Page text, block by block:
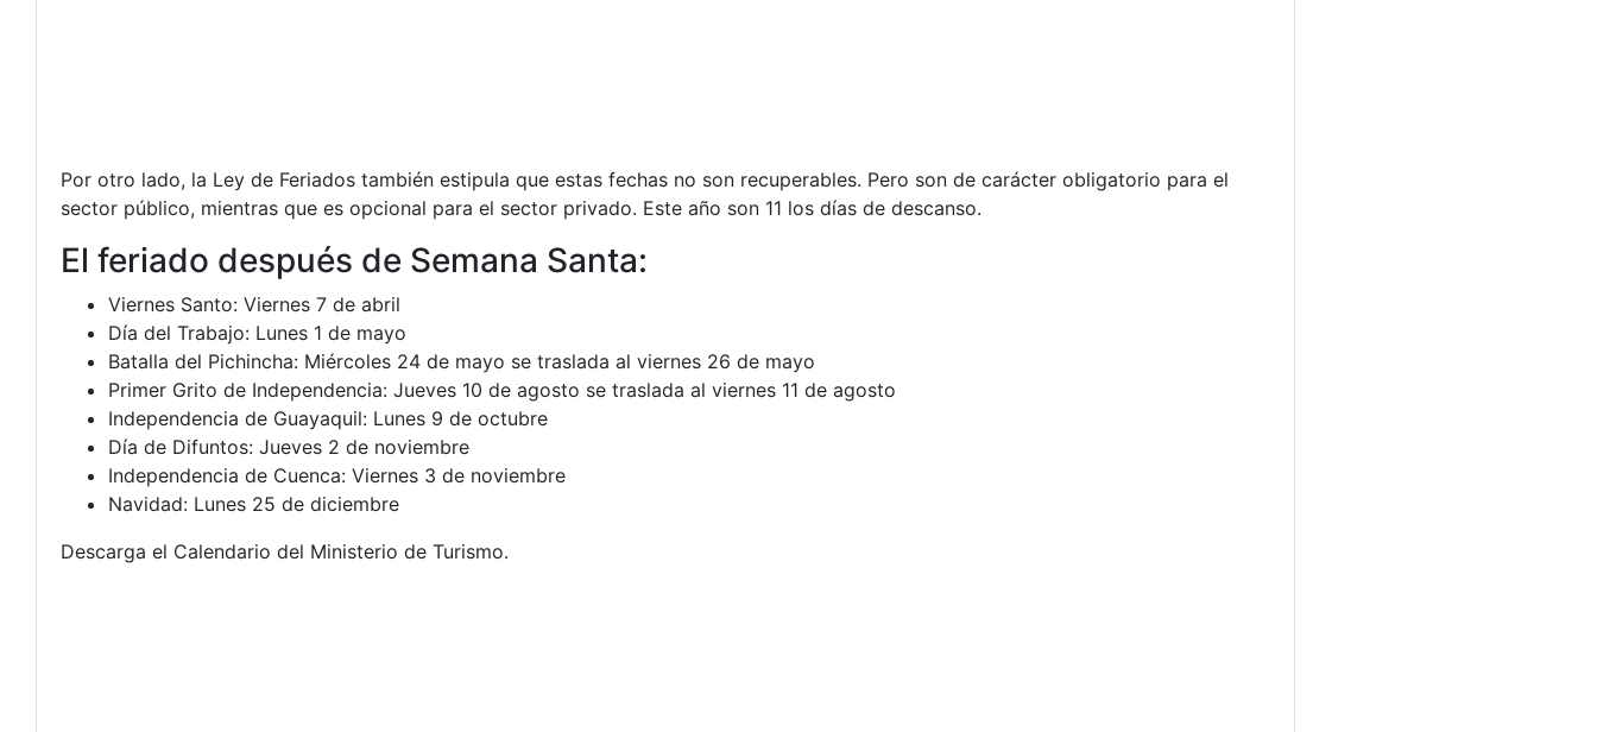
Por otro lado, la Ley de Feriados también estipula que estas fechas no son recuperables. Pero son de carácter obligatorio para el
sector público, mientras que es opcional para el sector privado. Este año son 11 los días de descanso.
El feriado después de Semana Santa:
Viernes Santo: Viernes 7 de abril
Día del Trabajo: Lunes 1 de mayo
Batalla del Pichincha: Miércoles 24 de mayo se traslada al viernes 26 de mayo
Primer Grito de Independencia: Jueves 10 de agosto se traslada al viernes 11 de agosto
Independencia de Guayaquil: Lunes 9 de octubre
Día de Difuntos: Jueves 2 de noviembre
Independencia de Cuenca: Viernes 3 de noviembre
Navidad: Lunes 25 de diciembre
Descarga el Calendario del Ministerio de Turismo.